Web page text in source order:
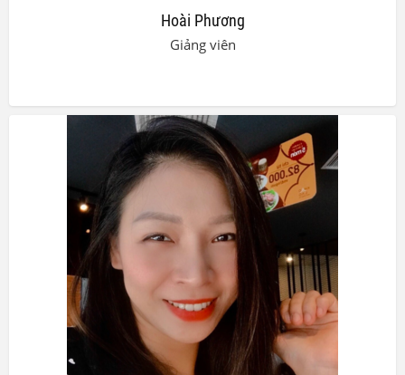
Hoài Phương
Giảng viên